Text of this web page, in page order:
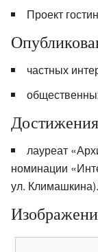
Проект
частных
Достижения
лауреат
номинации
ул. Климашкина).